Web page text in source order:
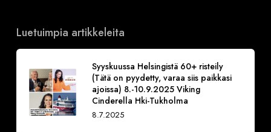
Luetuimpia artikkeleita
Syyskuussa Helsingistä 60+ risteily
(Tätä on pyydetty, varaa siis paikkasi
ajoissa) 8.-10.9.2025 Viking
Cinderella Hki-Tukholma
8.7.2025